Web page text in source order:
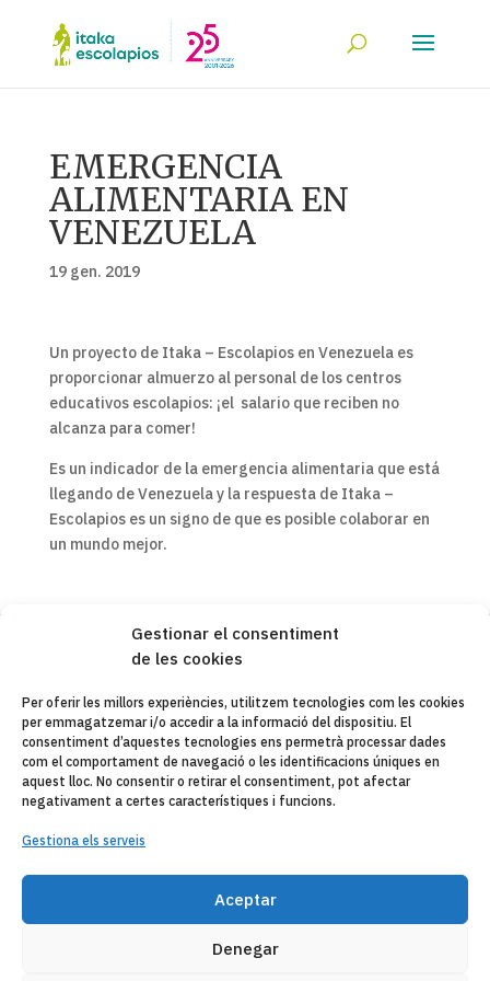
Gestionar el consentiment
de les cookies
Per oferir les millors experiències, utilitzem tecnologies com les cookies
per emmagatzemar i/o accedir a la informació del dispositiu. El
consentiment d’aquestes tecnologies ens permetrà processar dades
com el comportament de navegació o les identificacions úniques en
aquest lloc. No consentir o retirar el consentiment, pot afectar
negativament a certes característiques i funcions.
Gestiona els serveis
Aceptar
Denegar
EMERGENCIA
ALIMENTARIA EN
VENEZUELA
19 gen. 2019
Un proyecto de Itaka – Escolapios en Venezuela es
proporcionar almuerzo al personal de los centros
educativos escolapios: ¡el salario que reciben no
alcanza para comer!
Es un indicador de la emergencia alimentaria que está
llegando de Venezuela y la respuesta de Itaka –
Escolapios es un signo de que es posible colaborar en
un mundo mejor.
Copyleft 2025Itaka-Escolapios
AVÍS LEGAL
POLÍTICA DE PRIVACITAT
ENTITATS COL·LABORADES
CORREU ELECTRÒNIC